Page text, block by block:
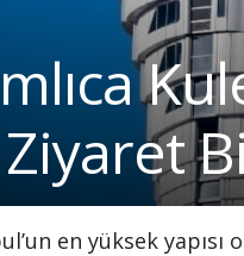
en yüksek yapısı